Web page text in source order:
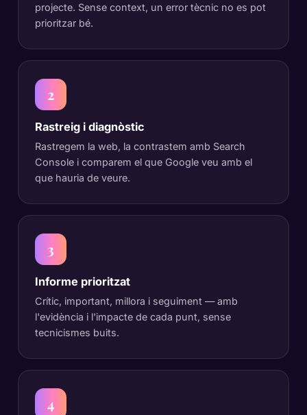
projecte. Sense context, un error tècnic no es pot
prioritzar bé.
2
Rastreig i diagnòstic
Rastregem la web, la contrastem amb Search
Console i comparem el que Google veu amb el
que hauria de veure.
3
Informe prioritzat
Crític, important, millora i seguiment — amb
l'evidència i l'impacte de cada punt, sense
tecnicismes buits.
4